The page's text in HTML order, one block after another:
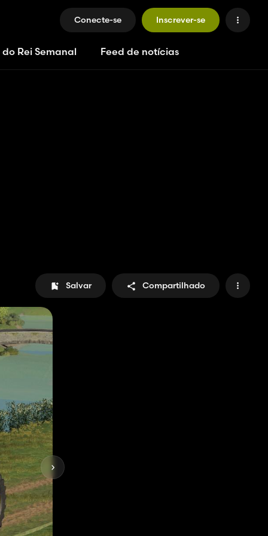
Conecte-se Inscrever-se
Rei Semanal Feed de notícias
Salvar Compartilhado